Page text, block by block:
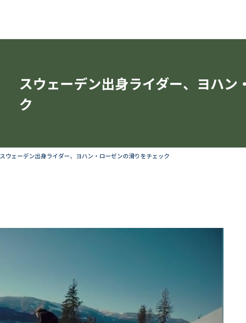
スウェーデン出身ライダー、ヨハン
ク
スウェーデン出身ライダー、ヨハン・ローゼンの滑りをチェック